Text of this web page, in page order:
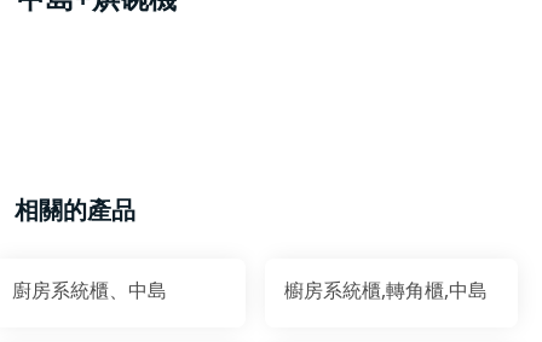
相關的產品
廚房系統櫃、中島 櫥房系統櫃,轉角櫃,中島